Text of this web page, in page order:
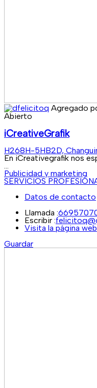
Agregado
Abierto
iCreativeGrafik
H268H-5HB2D,
En iCreativegrafik nos
...
Publicidad y marketing
SERVICIOS
Datos de contacto
Llamada :
Escribir :
Visita la página web
Guardar